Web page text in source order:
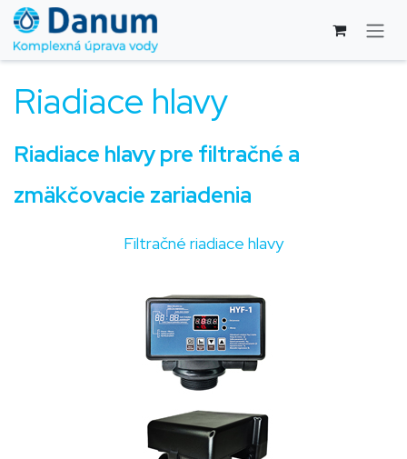
Skip to Content
Riadiace hlavy
Riadiace hlavy pre filtračné a
zmäkčovacie zariadenia
Filtračné riadiace hlavy